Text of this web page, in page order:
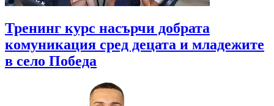
Тренинг курс насърчи добрата
комуникация сред децата и младежите
в село Победа